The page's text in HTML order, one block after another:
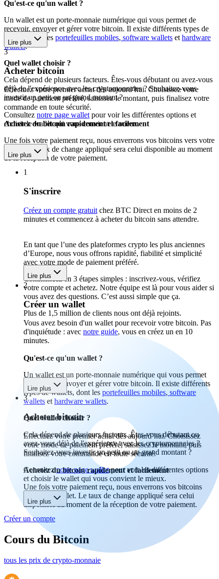
Qu'est-ce qu'un wallet ?
Un wallet est un porte-monnaie numérique qui vous permet de
recevoir, envoyer et gérer votre bitcoin. Il existe différents types de
wallets, dont les portefeuilles mobiles, software wallets et hardware
wallets.
Quel wallet choisir ?
Cela dépend de plusieurs facteurs. Êtes-vous débutant ou avez-vous
déjà de l'expérience avec les cryptomonnaies ? Souhaitez-vous
investir un petit ou un grand montant ?
Consultez notre page wallet pour voir les différentes options et
choisir le wallet qui vous convient le mieux.
Lire plus
3
Acheter bitcoin
Effectuez votre premier achat dès aujourd’hui. Choisissez votre
mode de paiement préféré, saisissez le montant, puis finalisez votre
commande en toute sécurité.
Achetez du bitcoin rapidement et facilement
Une fois votre paiement reçu, nous enverrons vos bitcoins vers votre
wallet. Le taux de change appliqué sera celui disponible au moment
de la réception de votre paiement.
Lire plus
1
S'inscrire
Créez un compte gratuit chez BTC Direct en moins de 2
minutes et commencez à acheter du bitcoin sans attendre.
En tant que l’une des plateformes crypto les plus anciennes
d’Europe, nous vous offrons rapidité, fiabilité et simplicité
avec votre mode de paiement préféré.
Commencez en 3 étapes simples : inscrivez-vous, vérifiez
votre compte et achetez. Notre équipe est là pour vous aider si
vous avez des questions. C’est aussi simple que ça.
Plus de 1,5 million de clients nous ont déjà rejoints.
Lire plus
2
Créer un wallet
Vous avez besoin d'un wallet pour recevoir votre bitcoin. Pas
d'inquiétude : avec notre guide, vous en créez un en 10
minutes.
Qu'est-ce qu'un wallet ?
Un wallet est un porte-monnaie numérique qui vous permet
de recevoir, envoyer et gérer votre bitcoin. Il existe différents
types de wallets, dont les portefeuilles mobiles, software
wallets et hardware wallets.
Quel wallet choisir ?
Cela dépend de plusieurs facteurs. Êtes-vous débutant ou
avez-vous déjà de l'expérience avec les cryptomonnaies ?
Souhaitez-vous investir un petit ou un grand montant ?
Consulteznotre page walletpour voir les différentes options
et choisir le wallet qui vous convient le mieux.
Lire plus
3
Acheter bitcoin
Effectuez votre premier achat dès aujourd’hui. Choisissez
votre mode de paiement préféré, saisissez le montant, puis
finalisez votre commande en toute sécurité.
Achetez du bitcoin rapidement et facilement
Une fois votre paiement reçu, nous enverrons vos bitcoins
vers votre wallet. Le taux de change appliqué sera celui
disponible au moment de la réception de votre paiement.
Lire plus
Créer un compte
Cours du Bitcoin
tous les prix de crypto-monnaie